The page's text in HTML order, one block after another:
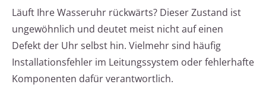
Läuft Ihre Wasseruhr rückwärts? Dieser Zustand ist
ungewöhnlich und deutet meist nicht auf einen
Defekt der Uhr selbst hin. Vielmehr sind häufig
Installationsfehler im Leitungssystem oder fehlerhafte
Komponenten dafür verantwortlich.